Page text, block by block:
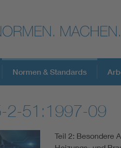
Normen & Standards
2-51:1997-09
Teil 2: Besondere